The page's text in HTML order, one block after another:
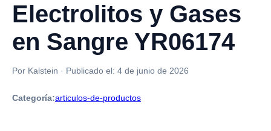
Electrolitos y Gases
en Sangre YR06174
Por Kalstein · Publicado el: 4 de junio de 2026
Categoría:articulos-de-productos